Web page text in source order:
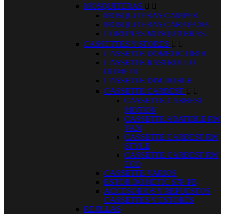
MOSQUITERAS  
MOSQUITERAS CAMPER
MOSQUITERAS CARAVANA
CORTINAS MOSQUITERAS.
CASSETTES Y STORES  
CASSETTE DOMETIC DB1R
CASSETTE RASTROLLO
DOMETIC
CASSETTE DIM DOBLE
CASSETTE CARBEST  
CASSETTE CARBEST
MOTION
CASSETTE ABATIBLE RW
VAN
CASSETTE CARBEST RW
STYLE
CASSETTE CARBEST RW
ECO
CASSETTE VARIOS
ESTOR DOMETIC S7P-PB
ACCESORIOS Y REPUESTOS
CASSETTES Y ESTORES
REJILLAS